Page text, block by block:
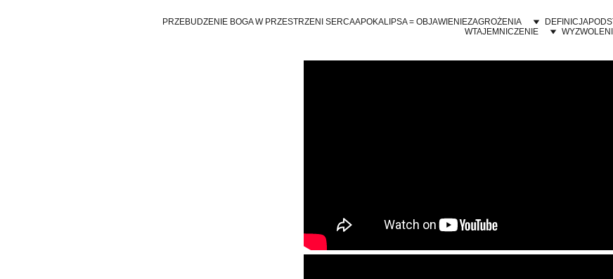
PRZEBUDZENIE BOGA W PRZESTRZENI SERCAAPOKALIPSA = OBJAWIENIEZAGROŻENIA DEFINICJA
WTAJEMNICZENIE